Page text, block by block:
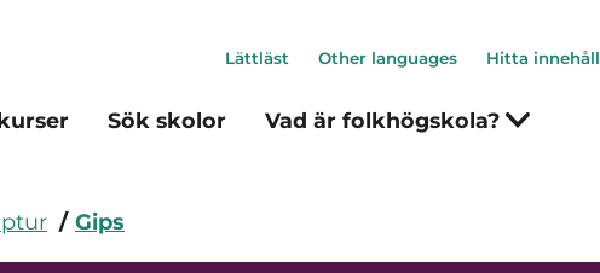
Sök skolor Vad är folkhögskola?
Lättläst Other languages Hitta innehåll
Gips